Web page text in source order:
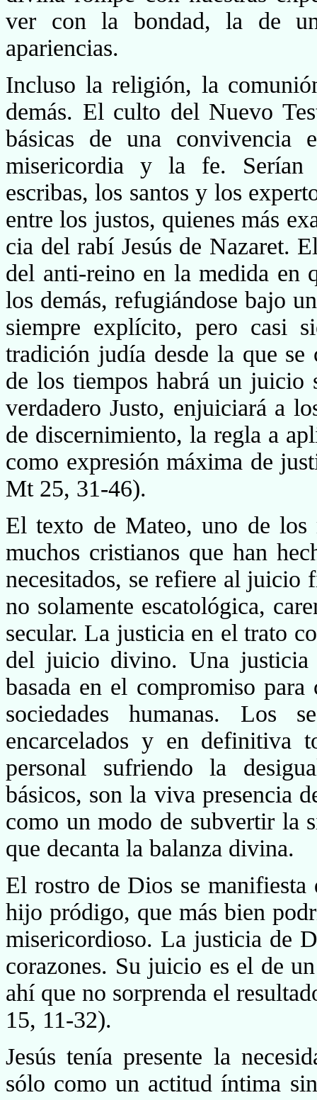
ver con la bondad, la de
apariencias.
Incluso la religión, la
demás. El culto del Nuevo
básicas de una
misericordia y la fe. Serían
escribas, los santos y los
entre los justos, quienes más
cia del rabí Jesús de Nazaret.
del anti-reino en la medida en
los demás, refugiándose bajo
siempre explícito, pero casi
tradición judía desde la que
de los tiempos habrá un
verdadero Justo, enjuicia­rá a
de discernimiento, la regla a
como expresión máxima de
Mt 25, 31-46).
El texto de Mateo, uno de los
muchos cristianos que han
necesitados, se refiere al juicio
no solamente escatológica,
secular. La justicia en el trato
del juicio divino. Una justicia
basada en el compromiso
sociedades humanas. Los
encarcelados y en definitiva
personal sufriendo la
básicos, son la viva presencia
como un modo de subvertir la
que decanta la balanza divina.
El rostro de Dios se
hijo pródigo, que más bien
misericordioso. La justicia de
corazones. Su juicio es el de
ahí que no sorprenda el
15, 11-32).
Jesús tenía presente la
sólo como un actitud íntima